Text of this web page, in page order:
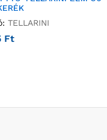
TELLARINI
Ft